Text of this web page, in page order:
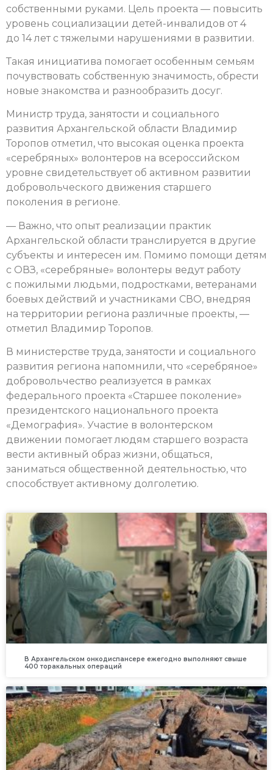
собственными руками. Цель проекта — повысить
уровень социализации детей-инвалидов от 4
до 14 лет с тяжелыми нарушениями в развитии.
Такая инициатива помогает особенным семьям
почувствовать собственную значимость, обрести
новые знакомства и разнообразить досуг.
Министр труда, занятости и социального
развития Архангельской области Владимир
Торопов отметил, что высокая оценка проекта
«серебряных» волонтеров на всероссийском
уровне свидетельствует об активном развитии
добровольческого движения старшего
поколения в регионе.
— Важно, что опыт реализации практик
Архангельской области транслируется в другие
субъекты и интересен им. Помимо помощи детям
с ОВЗ, «серебряные» волонтеры ведут работу
с пожилыми людьми, подростками, ветеранами
боевых действий и участниками СВО, внедряя
на территории региона различные проекты, —
отметил Владимир Торопов.
В министерстве труда, занятости и социального
развития региона напомнили, что «серебряное»
добровольчество реализуется в рамках
федерального проекта «Старшее поколение»
президентского национального проекта
«Демография». Участие в волонтерском
движении помогает людям старшего возраста
вести активный образ жизни, общаться,
заниматься общественной деятельностью, что
способствует активному долголетию.
В Архангельском онкодиспансере ежегодно выполняют свыше
400 торакальных операций